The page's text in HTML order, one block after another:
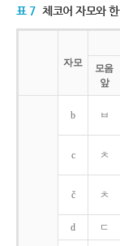
표 7 체코어 자모와
자모
모음
앞
b ㅂ
c ㅊ
č ㅊ
d ㄷ